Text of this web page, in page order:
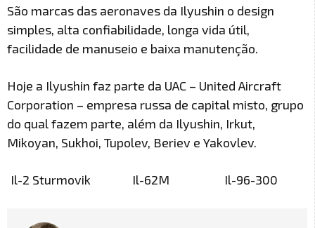
São marcas das aeronaves da Ilyushin o design
simples, alta confiabilidade, longa vida útil,
facilidade de manuseio e baixa manutenção.
Hoje a Ilyushin faz parte da UAC – United Aircraft
Corporation – empresa russa de capital misto, grupo
do qual fazem parte, além da Ilyushin, Irkut,
Mikoyan, Sukhoi, Tupolev, Beriev e Yakovlev.
Il-2 Sturmovik Il-62M Il-96-300